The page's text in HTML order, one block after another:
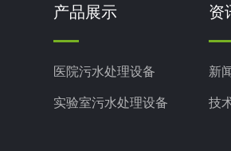
产品展示
医院污水处理设备
实验室污水处理设备
资
新
技